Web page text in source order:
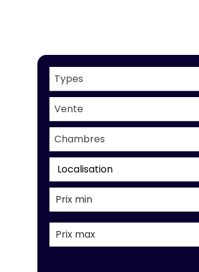
Types
Vente
Chambres
Localisation